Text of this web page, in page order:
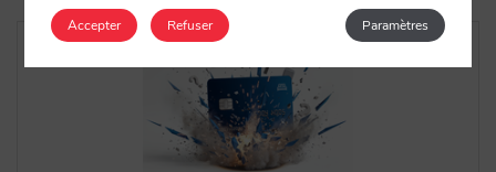
Accepter Paramètres
Refuser